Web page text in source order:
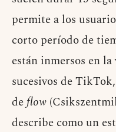
permite a los
corto período de
están inmersos en
sucesivos de
deflow
describe como un